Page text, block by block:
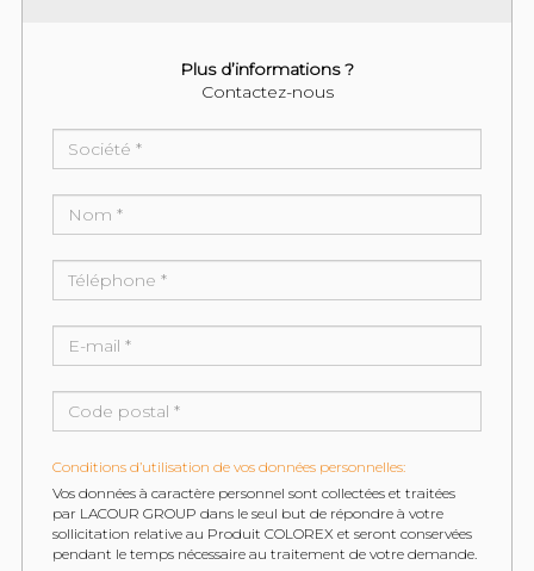
Plus d’informations ?
Contactez-nous
Conditions d’utilisation de vos données personnelles:
Vos données à caractère personnel sont collectées et traitées
par LACOUR GROUP dans le seul but de répondre à votre
sollicitation relative au Produit COLOREX et seront conservées
pendant le temps nécessaire au traitement de votre demande.